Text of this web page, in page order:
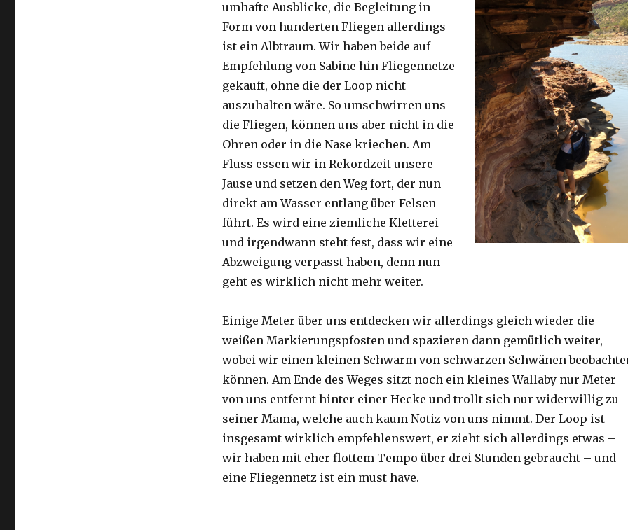
umhafte Ausblicke, die Begleitung in
Form von hunderten Fliegen allerdings
ist ein Albtraum. Wir haben beide auf
Empfehlung von Sabine hin Fliegennetze
gekauft, ohne die der Loop nicht
auszuhalten wäre. So umschwirren uns
die Fliegen, können uns aber nicht in die
Ohren oder in die Nase kriechen. Am
Fluss essen wir in Rekordzeit unsere
Jause und setzen den Weg fort, der nun
direkt am Wasser entlang über Felsen
führt. Es wird eine ziemliche Kletterei
und irgendwann steht fest, dass wir eine
Abzweigung verpasst haben, denn nun
geht es wirklich nicht mehr weiter.
Einige Meter über uns entdecken wir allerdings gleich wieder die
weißen Markierungspfosten und spazieren dann gemütlich weiter,
wobei wir einen kleinen Schwarm von schwarzen Schwänen
können. Am Ende des Weges sitzt noch ein kleines Wallaby nur Meter
von uns entfernt hinter einer Hecke und trollt sich nur widerwillig zu
seiner Mama, welche auch kaum Notiz von uns nimmt. Der Loop ist
insgesamt wirklich empfehlenswert, er zieht sich allerdings etwas –
wir haben mit eher flottem Tempo über drei Stunden gebraucht – und
eine Fliegennetz ist ein must have.